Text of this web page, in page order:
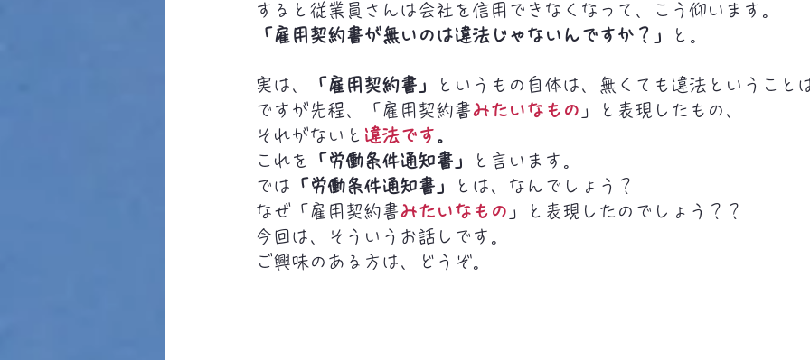
すると従業員さんは会社を信用できなくなって、こう仰います。
「雇用契約書が無いのは違法じゃないんですか？」
と。
実は、 「雇用契約書」
というもの自体は、無くても違法ということ
ですが先程、「雇用契約書 みたいなもの 」と表現したもの、
それがないと 違法です 。
これを
「労働条件通知書」
と言います。
では 「労働条件通知書」
とは、なんでしょう？
なぜ「雇用契約書 みたいなもの 」と表現したのでしょう？？
今回は、そういうお話しです。
ご興味のある方は、どうぞ。